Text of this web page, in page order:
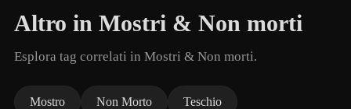
Altro in Mostri & Non morti
Esplora tag correlati in Mostri & Non morti.
Mostro Non Morto Teschio